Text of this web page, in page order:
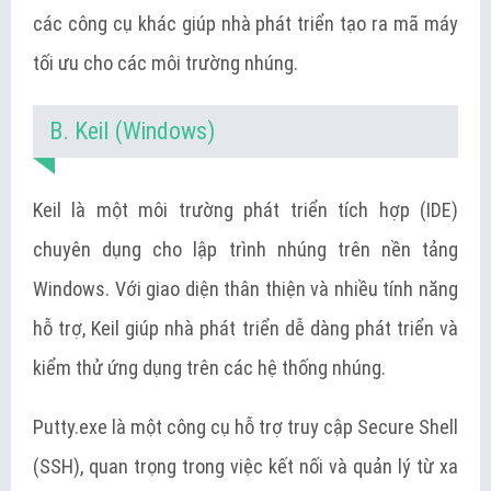
các công cụ khác giúp nhà phát triển tạo ra mã máy
tối ưu cho các môi trường nhúng.
B. Keil (Windows)
Keil là một môi trường phát triển tích hợp (IDE)
chuyên dụng cho lập trình nhúng trên nền tảng
Windows. Với giao diện thân thiện và nhiều tính năng
hỗ trợ, Keil giúp nhà phát triển dễ dàng phát triển và
kiểm thử ứng dụng trên các hệ thống nhúng.
Putty.exe là một công cụ hỗ trợ truy cập Secure Shell
(SSH), quan trọng trong việc kết nối và quản lý từ xa